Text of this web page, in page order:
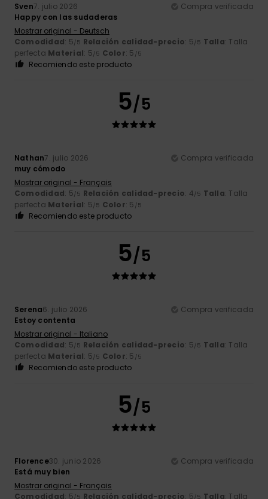
Sven7. julio 2026
Compra verificada
Happy con las sudaderas
Mostrar original - Deutsch
Comodidad: 5/5 Relación calidad-precio: 5/5 Talla: Talla
perfecta Material: 5/5 Color: 5 /5
Recomiendo este producto
5/5
Nathan7. julio 2026
Compra verificada
muy cómodo
Mostrar original - Français
Comodidad: 5/5 Relación calidad-precio: 4/5 Talla: Talla
perfecta Material: 5/5 Color: 5 /5
Recomiendo este producto
5/5
Serena6. julio 2026
Compra verificada
Estoy contenta
Mostrar original - Italiano
Comodidad: 5/5 Relación calidad-precio: 5/5 Talla: Talla
perfecta Material: 5/5 Color: 5 /5
Recomiendo este producto
5/5
Florence30. junio 2026
Compra verificada
Está muy bien
Mostrar original - Français
Comodidad: 5/5 Relación calidad-precio: 5/5 Talla: Talla